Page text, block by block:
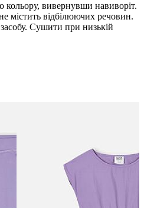
кольору, вивернувши навиворіт.
містить відбілюючих речовин.
Сушити при низькій